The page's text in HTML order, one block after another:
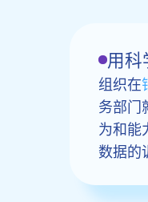
用科
组织在
务部门
为和能
数据的